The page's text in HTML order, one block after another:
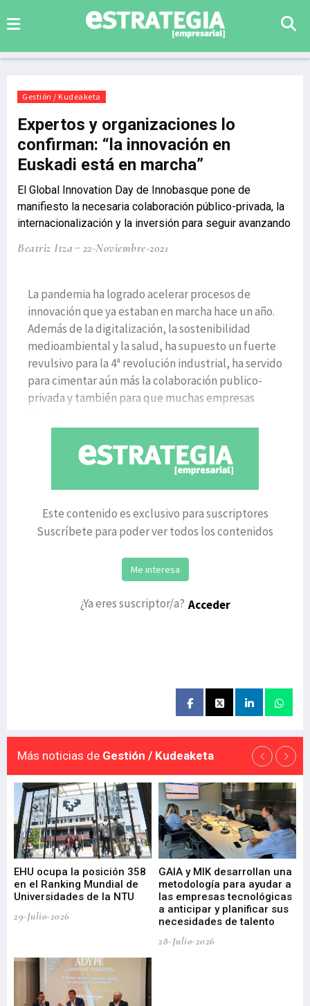
Gestión / Kudeaketa
Expertos y organizaciones lo
confirman: “la innovación en
Euskadi está en marcha”
El Global Innovation Day de Innobasque pone de
manifiesto la necesaria colaboración público-privada, la
internacionalización y la inversión para seguir avanzando
Beatriz Itza 22-Noviembre-2021
La pandemia ha logrado acelerar procesos de
innovación que ya estaban en marcha hace un año.
Además de la digitalización, la sostenibilidad
medioambiental y la salud, ha supuesto un fuerte
revulsivo para la 4ª revolución industrial, ha servido
para cimentar aún más la colaboración publico-
privada y también para que muchas empresas
Este contenido es exclusivo para suscriptores
Suscríbete para poder ver todos los contenidos
Me interesa
¿Ya eres suscriptor/a? Acceder
Más noticias de Gestión / Kudeaketa
EHU ocupa la posición 358
en el Ranking Mundial de
Universidades de la NTU
29-Julio-2026
GAIA y MIK desarrollan una
metodología para ayudar a
las empresas tecnológicas
a anticipar y planificar sus
necesidades de talento
28-Julio-2026